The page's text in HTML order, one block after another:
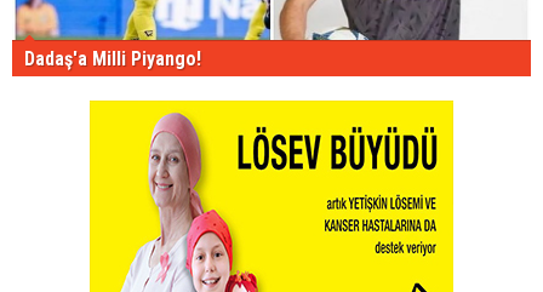
Dadaş'a Milli Piyango!